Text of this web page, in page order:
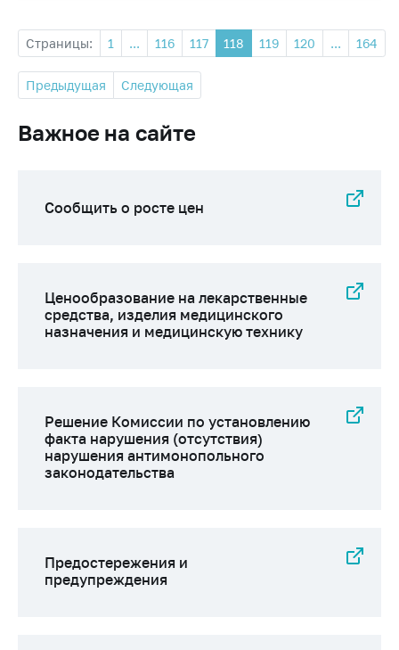
Страницы: 1 ... 116 117 118 119 120 ... 164
Предыдущая Следующая
Важное на сайте
Сообщить о росте цен
Ценообразование на лекарственные
средства, изделия медицинского
назначения и медицинскую технику
Решение Комиссии по установлению
факта нарушения (отсутствия)
нарушения антимонопольного
законодательства
Предостережения и
предупреждения